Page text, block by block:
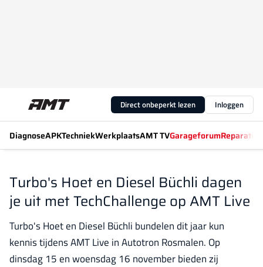
Direct onbeperkt lezen Inloggen
DiagnoseAPKTechniekWerkplaatsAMT TVGarageforum
Turbo's Hoet en Diesel Büchli dagen
je uit met TechChallenge op AMT Live
Turbo's Hoet en Diesel Büchli bundelen dit jaar kun
kennis tijdens AMT Live in Autotron Rosmalen. Op
dinsdag 15 en woensdag 16 november bieden zij